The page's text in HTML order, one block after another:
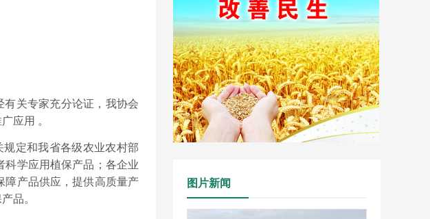
关专家充分论证，我协会
应用 。
定和我省各级农业农村部
科学应用植保产品；各企业
障产品供应，提供高质量产
品。
图片新闻